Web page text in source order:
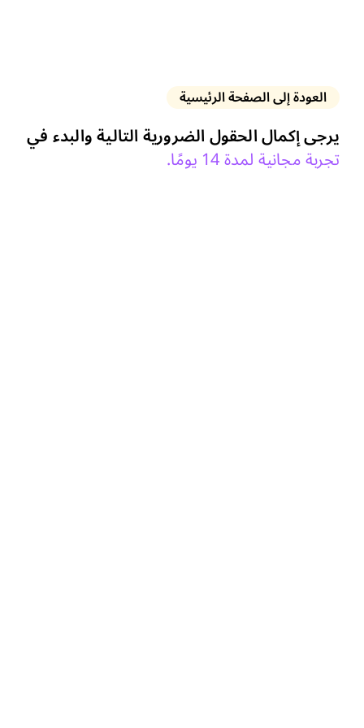
العودة إلى الصفحة الرئيسية
يرجى إكمال الحقول الضرورية التالية والبدء في
تجربة مجانية لمدة 14 يومًا.